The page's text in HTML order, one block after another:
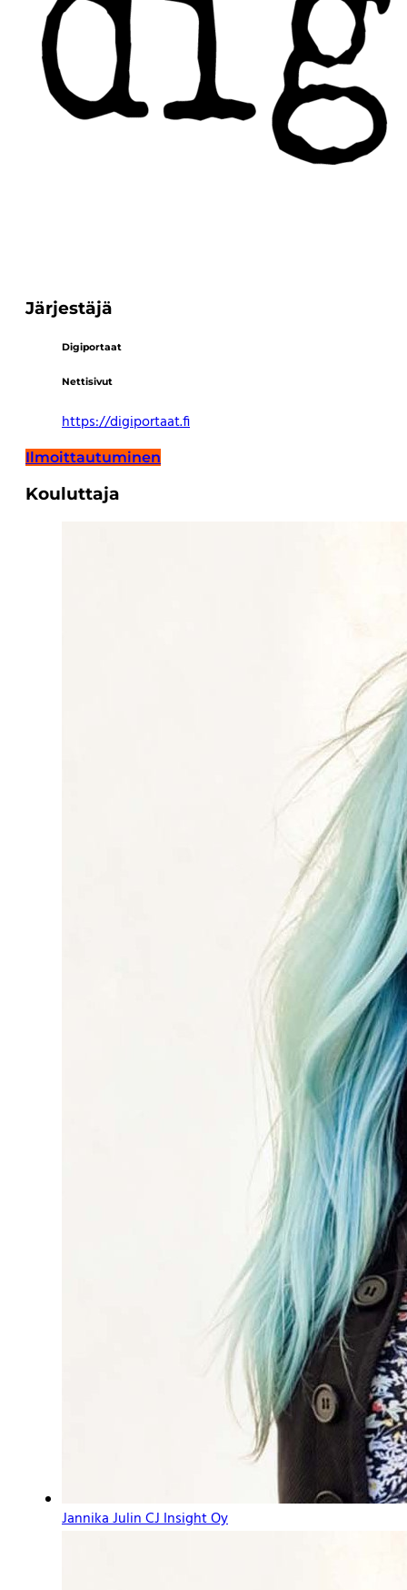
Järjestäjä
Digiportaat
Nettisivut
https://digiportaat.fi
Ilmoittautuminen
Kouluttaja
Jannika JulinCJ Insight Oy